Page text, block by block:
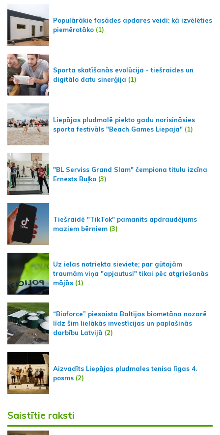
Populārākie fasādes apdares veidi: kā izvēlēties
piemērotāko (1)
Sporta skatīšanās evolūcija - tiešraides un
digitālo datu sinerģija (1)
Liepājas pludmalē piekto gadu norisināsies
sporta festivāls "Beach Games Liepaja" (1)
"BL Serviss Grand Slam" čempiona titulu izcīna
Ernests Buļko (3)
Tiešraidē "TikTok" pamanīts apdraudējums
maziem bērniem (3)
Uz ielas notriekta sieviete; par gūtajām
traumām viņa "apjautusi" tikai pēc atgriešanās
mājās (1)
“Bioforce” piesaista Baltijas biometāna nozarē
līdz šim lielākās investīcijas un paplašinās
darbību Latvijā (2)
Aizvadīts Liepājas pludmales tenisa līgas 4.
posms (2)
Saistītie raksti